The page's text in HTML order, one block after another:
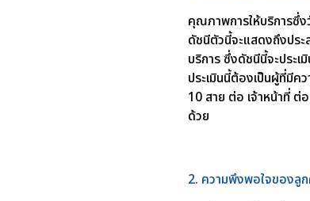
คุณภาพการให้บริการซึ่
ดัชนีตัวนี้จะแสดงถึงปร
บริการ ซึ่งดัชนีนี้จะปร
ประเมินนี้ต้องเป็นผู้ที่มีค
10 สาย ต่อ เจ้าหน้าที่ ต่
ด้วย
2. ความพึงพอใจของ